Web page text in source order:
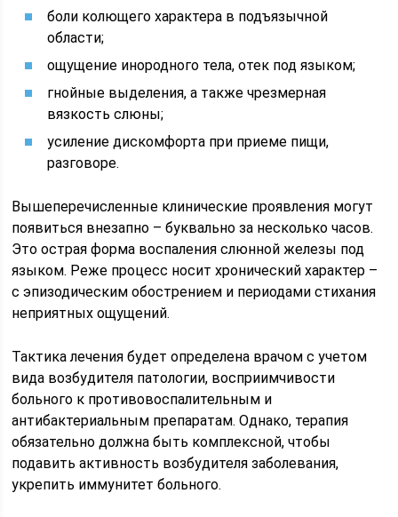
боли колющего характера в подъязычной
области;
ощущение инородного тела, отек под языком;
гнойные выделения, а также чрезмерная
вязкость слюны;
усиление дискомфорта при приеме пищи,
разговоре.
Вышеперечисленные клинические проявления могут
появиться внезапно – буквально за несколько часов.
Это острая форма воспаления слюнной железы под
языком. Реже процесс носит хронический характер –
с эпизодическим обострением и периодами стихания
неприятных ощущений.
Тактика лечения будет определена врачом с учетом
вида возбудителя патологии, восприимчивости
больного к противовоспалительным и
антибактериальным препаратам. Однако, терапия
обязательно должна быть комплексной, чтобы
подавить активность возбудителя заболевания,
укрепить иммунитет больного.